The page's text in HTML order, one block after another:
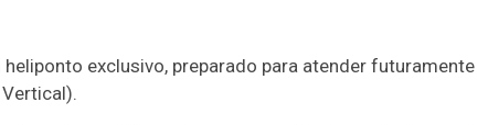
exclusivo, preparado para atender futuramente